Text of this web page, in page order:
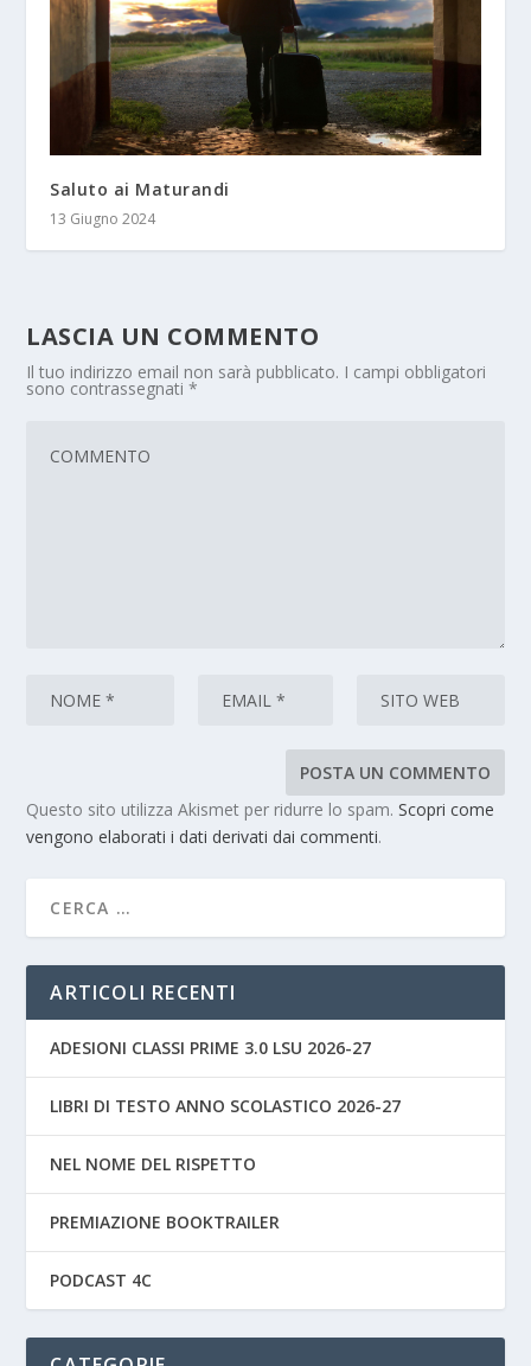
Saluto ai Maturandi
13 Giugno 2024
LASCIA UN COMMENTO
Il tuo indirizzo email non sarà pubblicato. I campi obbligatori
sono contrassegnati*
Questo sito utilizza Akismet per ridurre lo spam.Scopri come
vengono elaborati i dati derivati dai commenti.
ARTICOLI RECENTI
ADESIONI CLASSI PRIME 3.0 LSU 2026-27
LIBRI DI TESTO ANNO SCOLASTICO 2026-27
NEL NOME DEL RISPETTO
PREMIAZIONE BOOKTRAILER
PODCAST 4C